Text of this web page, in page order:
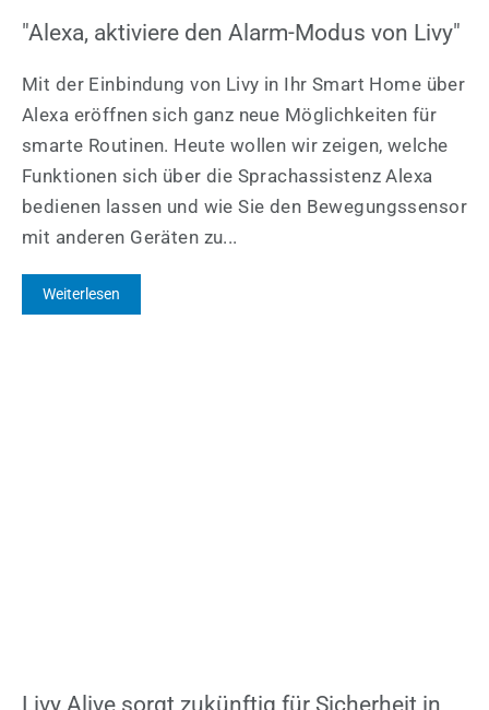
"Alexa, aktiviere den Alarm-Modus von Livy"
Mit der Einbindung von Livy in Ihr Smart Home über
Alexa eröffnen sich ganz neue Möglichkeiten für
smarte Routinen. Heute wollen wir zeigen, welche
Funktionen sich über die Sprachassistenz Alexa
bedienen lassen und wie Sie den Bewegungssensor
mit anderen Geräten zu...
Weiterlesen
Livy Alive sorgt zukünftig für Sicherheit in